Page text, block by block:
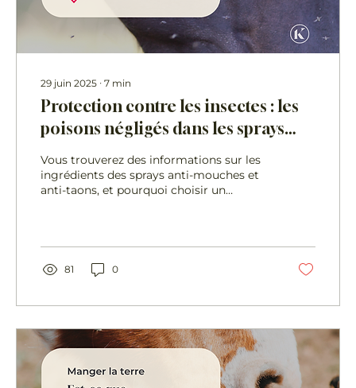
29 juin 2025 ∙ 7 min
Protection contre les insectes : les
poisons négligés dans les sprays
anti-mouches
Vous trouverez des informations sur les
ingrédients des sprays anti-mouches et
anti-taons, et pourquoi choisir un
81 0